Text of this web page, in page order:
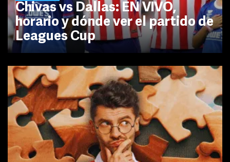
Chivas vs Dallas: EN VIVO,
horario y dónde ver el partido de
Leagues Cup